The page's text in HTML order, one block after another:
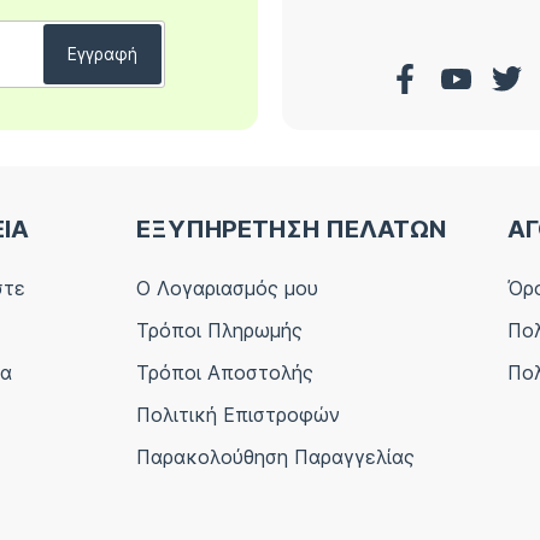
ΕΞΥΠΗΡΕΤΗΣΗ ΠΕΛΑΤΩΝ
Ο Λογαριασμός μου
Τρόποι Πληρωμής
Τρόποι Αποστολής
Πολιτική Επιστροφών
Παρακολούθηση Παραγγελίας